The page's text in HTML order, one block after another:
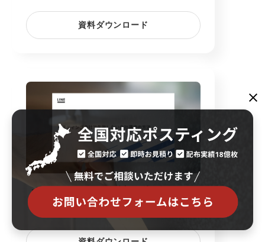
資料ダウンロード
ポスティング会社で失敗しな
い会社選定の方法